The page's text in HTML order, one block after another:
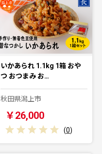
いかあられ 1.1kg 1箱 おや
つ おつまみ お…
秋田県潟上市
￥26,000
(0)